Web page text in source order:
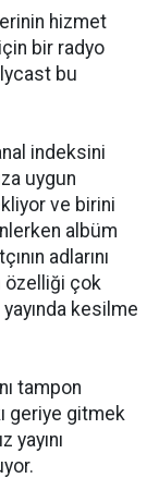
hizmet
bir radyo
bu
indeksini
uygun
ve birini
albüm
adlarını
özelliği çok
yayında kesilme
tampon
geriye gitmek
yayını